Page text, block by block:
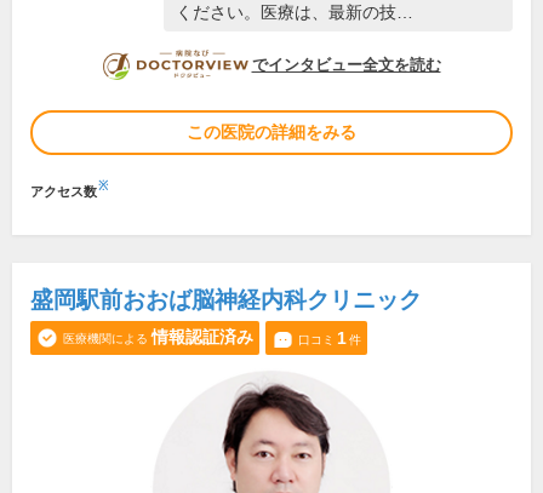
ください。医療は、最新の技…
DOCTORVIEW
でインタビュー全文を読む
この医院の詳細をみる
アクセス数※
盛岡駅前おおば脳神経内科クリニック
医療機関による 情報認証済み 口コミ 1件